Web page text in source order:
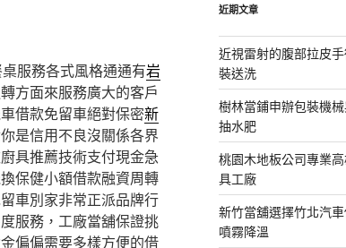
服務各式風格通通有岩
方面來服務廣大的客戶
借款免留車絕對保密新
是信用不良沒關係各界
具推薦技術支付現金急
保健小額借款融資周轉
車別家非常正派品牌行
服務，工廠當舖保證挑
偏偏需要多樣方便的借
字:
近期文章
近視雷射的腹部拉皮
裝送洗
樹林當鋪申辦包裝機
抽水肥
桃園木地板公司專業
具工廠
新竹當舖選擇竹北汽
噴霧降溫